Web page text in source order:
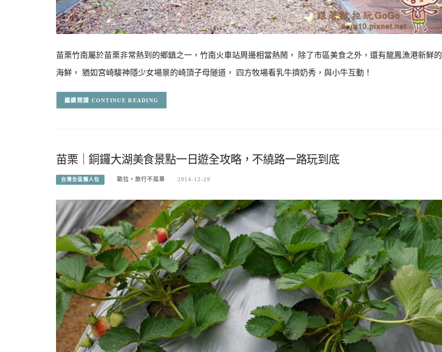
苗栗竹南屬於苗栗非常熱到的鄉鎮之一，竹南火車站周邊相當熱鬧， 除了市區美食之外，還有龍鳳漁港新鮮的
海鮮， 猶如宮崎駿神隱少女場景的崎頂子母隧道， 四方牧場看乳牛擠奶秀，與小牛互動！
CONTINUE READING
苗栗｜銅鑼大湖美食景點一日遊全攻略，不繞路一路玩到底
台灣全區懶人包 歐拉。旅行不孤單 2014-12-29